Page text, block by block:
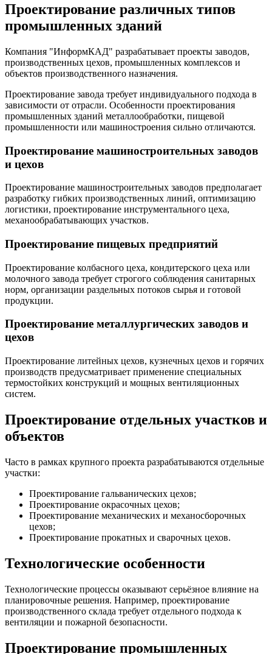
Проектирование различных типов
промышленных зданий
Компания "ИнформКАД" разрабатывает проекты заводов,
производственных цехов, промышленных комплексов и
объектов производственного назначения.
Проектирование завода требует индивидуального подхода в
зависимости от отрасли. Особенности проектирования
промышленных зданий металлообработки, пищевой
промышленности или машиностроения сильно отличаются.
Проектирование машиностроительных заводов
и цехов
Проектирование машиностроительных заводов предполагает
разработку гибких производственных линий, оптимизацию
логистики, проектирование инструментального цеха,
механообрабатывающих участков.
Проектирование пищевых предприятий
Проектирование колбасного цеха, кондитерского цеха или
молочного завода требует строгого соблюдения санитарных
норм, организации раздельных потоков сырья и готовой
продукции.
Проектирование металлургических заводов и
цехов
Проектирование литейных цехов, кузнечных цехов и горячих
производств предусматривает применение специальных
термостойких конструкций и мощных вентиляционных
систем.
Проектирование отдельных участков и
объектов
Часто в рамках крупного проекта разрабатываются отдельные
участки:
Проектирование гальванических цехов;
Проектирование окрасочных цехов;
Проектирование механических и механосборочных
цехов;
Проектирование прокатных и сварочных цехов.
Технологические особенности
Технологические процессы оказывают серьёзное влияние на
планировочные решения. Например, проектирование
производственного склада требует отдельного подхода к
вентиляции и пожарной безопасности.
Проектирование промышленных